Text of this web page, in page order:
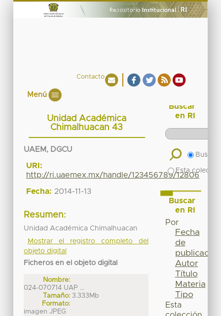
Contacto
Menú
Unidad Académica
Chimalhuacan 43
UAEM, DGCU
URI:
http://ri.uaemex.mx/handle/123456789/12806
Fecha: 2014-11-13
Resumen:
Unidad Académica Chimalhuacan
Mostrar el registro completo del
objeto digital
Ficheros en el objeto digital
Nombre:
024-070714 UAP ...
Tamaño: 3.333Mb
Formato:
imagen JPEG
Buscar
en RI
Buscar
Esta
Buscar
en RI
Por
Fecha
de
publicación
Autor
Título
Materia
Tipo
Esta